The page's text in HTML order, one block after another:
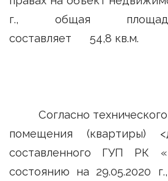
г., общая
составляет 54,8 кв.м.
Согласно
помещения (квартиры)
составленного ГУП РК
состоянию на 29.05.2020